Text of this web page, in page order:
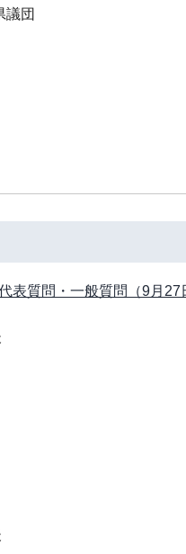
議団
表質問・一般質問（9月27